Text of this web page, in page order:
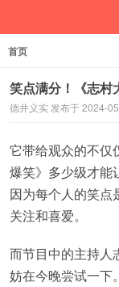
首页
笑点满分！《志村
德井义实 发布于 2024-
它带给观众的不仅
爆笑》多少级才能
因为每个人的笑点
关注和喜爱。
而节目中的主持人
妨在今晚尝试一下